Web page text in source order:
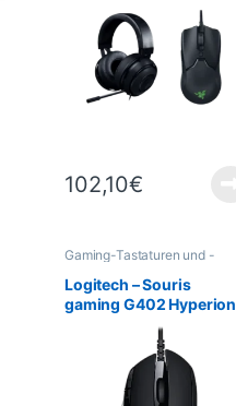
102,10€
Gaming-Tastaturen und -
Mäuse,
Peripheriegeräte,
PROMOTIONS,Maus
Logitech – Souris
gaming G402 Hyperion
Fury – Souris Gamer
Filaire – 8 Boutons
Programmables – PC /
Mac – 4 000 PPP